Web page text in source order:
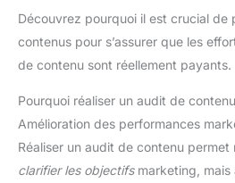
Découvrez pourquoi il est crucial de
contenus pour s’assurer que les
de contenu sont réellement payants.
Pourquoi réaliser un audit de
Amélioration des performances
Réaliser un audit de contenu permet
clarifier les objectifsmarketing, mais